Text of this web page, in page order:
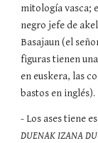
mitología vasca;
negro jefe de
Basajaun (el
figuras tienen
en euskera, las
bastos en inglés).
- Los ases tiene
DUENAK IZANA DU